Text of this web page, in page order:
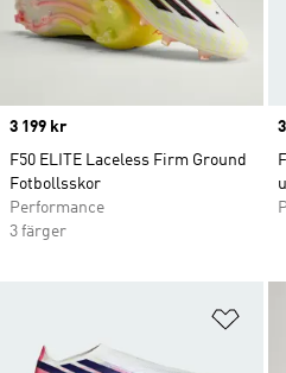
Price
3 199 kr
F50 ELITE Laceless Firm Ground
Fotbollsskor
Performance
3 färger